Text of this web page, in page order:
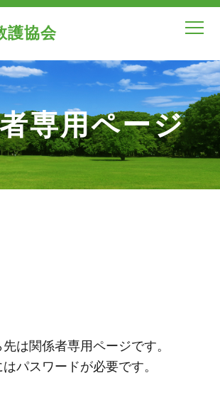
護協会
専用ページ
は関係者専用ページです。
はパスワードが必要です。